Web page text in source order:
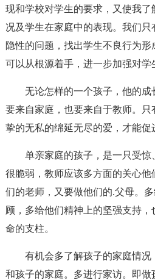
现和学校对学生的要求，又使我
况及学生在家庭中的表现。我们
隐性的问题，找出学生不良行为
可以从根源着手，进一步加强对学
无论怎样的一个孩子，他的成
要来自家庭，也要来自于教师。
挚的无私的绵延无尽的爱，才能促
单亲家庭的孩子，是一只受
很脆弱，教师应该多方面的关心
们的老师，又要做他们的.父母。
顾，多给他们精神上的坚强支持
命的支柱。
有机会多了解孩子的家庭情
和孩子的家庭。多进行家访。即